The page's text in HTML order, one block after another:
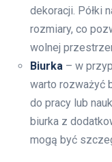
dekoracji. Półki
rozmiary, co
wolnej
Biurka – w
warto rozważyć
do pracy lub
biurka z
mogą być